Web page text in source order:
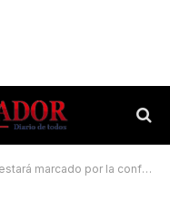
marcado por la conflictividad